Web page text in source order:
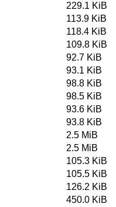
229.1 KiB
113.9 KiB
118.4 KiB
109.8 KiB
92.7 KiB
93.1 KiB
98.8 KiB
98.5 KiB
93.6 KiB
93.8 KiB
2.5 MiB
2.5 MiB
105.3 KiB
105.5 KiB
126.2 KiB
450.0 KiB